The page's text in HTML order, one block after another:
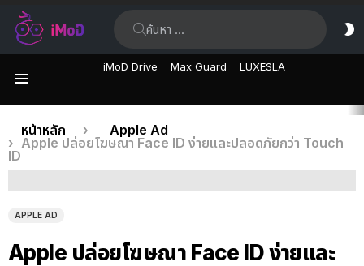
iMoD Drive Max Guard LUXESLA
เรื่อง
ล่าสุด
คุณอยู่ที่นี่:
หน้าหลัก
Apple Ad
Apple ปล่อยโฆษณา Face ID ง่ายและปลอดภัยกว่า Touch
ID
APPLE AD
Apple ปล่อยโฆษณา Face ID ง่ายและ